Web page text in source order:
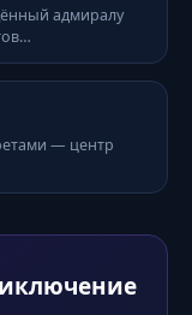
адмиралу
— центр